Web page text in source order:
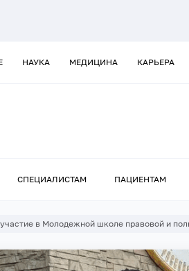
НАУКА МЕДИЦИНА КАРЬЕРА
СПЕЦИАЛИСТАМ ПАЦИЕНТАМ
в Молодежной школе правовой и